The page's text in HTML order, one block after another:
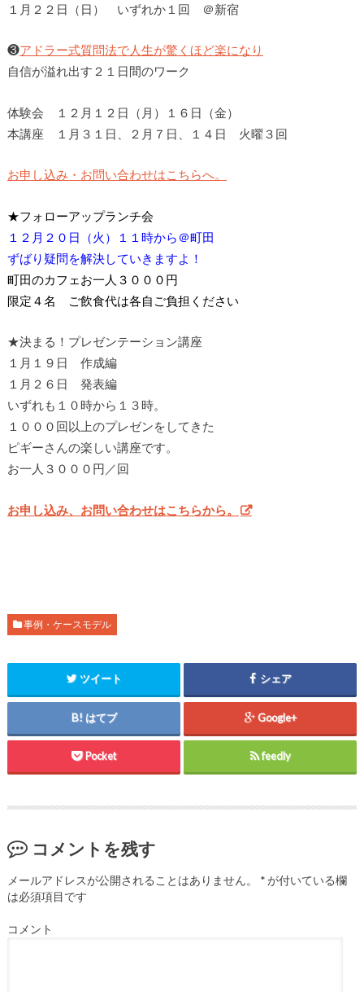
１月２２日（日） いずれか１回 ＠新宿
❸アドラー式質問法で人生が驚くほど楽になり
自信が溢れ出す２１日間のワーク
体験会 １２月１２日（月）１６日（金）
本講座 １月３１日、２月７日、１４日 火曜３回
お申し込み・お問い合わせはこちらへ。
★フォローアップランチ会
１２月２０日（火）１１時から＠町田
ずばり疑問を解決していきますよ！
町田のカフェお一人３０００円
限定４名 ご飲食代は各自ご負担ください
★決まる！プレゼンテーション講座
１月１９日 作成編
１月２６日 発表編
いずれも１０時から１３時。
１０００回以上のプレゼンをしてきた
ピギーさんの楽しい講座です。
お一人３０００円／回
お申し込み、お問い合わせはこちらから。
事例・ケースモデル
ツイート シェア
はてブ Google+
Pocket feedly
コメントを残す
メールアドレスが公開されることはありません。 *が付いている欄
は必須項目です
コメント